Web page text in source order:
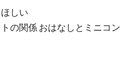
しい
の関係 おはなしとミニコン